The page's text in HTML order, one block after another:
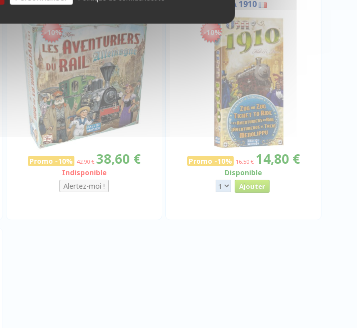
-10%
Promo -10% 42,90 € 38,60 €
Indisponible
USA 1910
-10%
Promo -10% 16,50 € 14,80 €
Disponible